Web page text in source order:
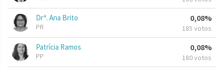
Drª. Ana Brito
PR
0,08%
185 votos
Patrícia Ramos
PP
0,08%
180 votos